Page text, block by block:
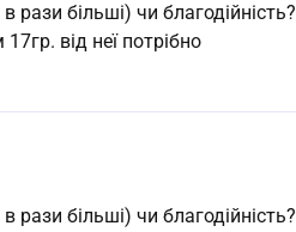
рази більші) чи благодійність?
від неї потрібно
рази більші) чи благодійність?